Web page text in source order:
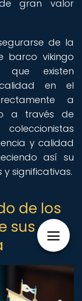
gran valor
de la
barco vikingo
existen
en el
a
a través de
y calidad
así su
significativas.
de los
sus